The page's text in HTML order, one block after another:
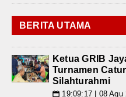
BERITA UTAMA
Ketua GRIB
Turnamen
Silahturahmi
📅 19:09:17 | 08